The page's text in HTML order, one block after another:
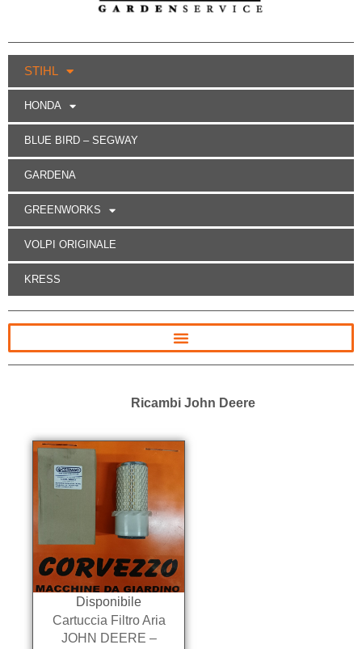
STIHL
HONDA
BLUE BIRD – SEGWAY
GARDENA
GREENWORKS
VOLPI ORIGINALE
KRESS
Ricambi John Deere
Disponibile
Cartuccia Filtro Aria
JOHN DEERE –